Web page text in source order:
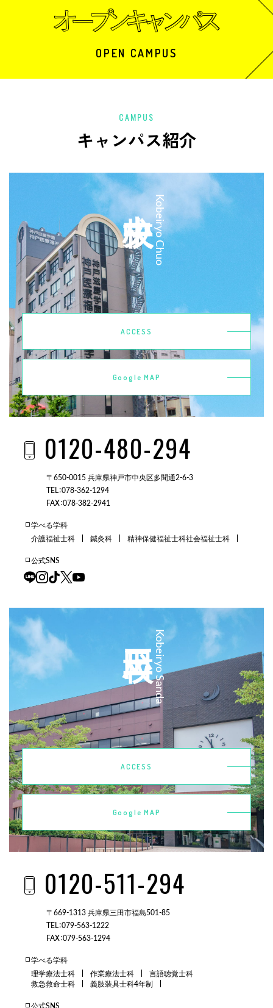
OPEN CAMPUS
CAMPUS
キャンパス紹介
Kobeiryo Chuo
ACCESS
Google MAP
0120-480-294
〒650-0015 兵庫県神戸市中央区多聞通2-6-3
TEL：078-362-1294
FAX：078-382-2941
学べる学科
介護福祉士科
鍼灸科 精神保健福祉士科社会福祉士科
公式SNS
Kobeiryo Sanda
ACCESS
Google MAP
0120-511-294
〒669-1313 兵庫県三田市福島501-85
TEL：079-563-1222
FAX：079-563-1294
学べる学科
理学療法士科
作業療法士科
言語聴覚士科
救急救命士科
義肢装具士科4年制
公式SNS